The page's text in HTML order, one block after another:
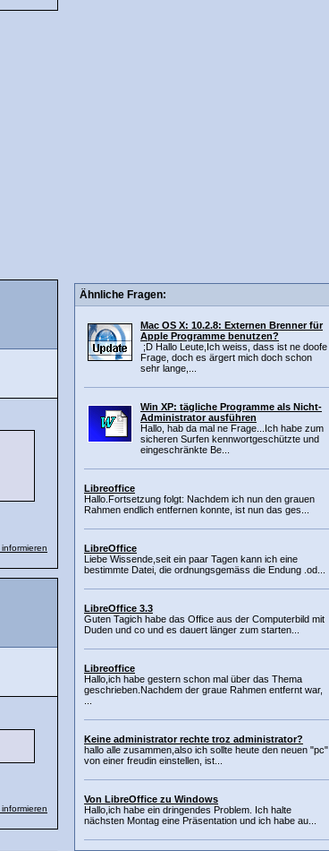
Ähnliche Fragen:
Mac OS X: 10.2.8: Externen Brenner für
Apple Programme benutzen?
;D Hallo Leute,Ich weiss, dass ist ne doofe
Frage, doch es ärgert mich doch schon
sehr lange,...
Win XP: tägliche Programme als Nicht-
Administrator ausführen
Hallo, hab da mal ne Frage...Ich habe zum
sicheren Surfen kennwortgeschützte und
eingeschränkte Be...
Libreoffice
Hallo.Fortsetzung folgt: Nachdem ich nun den grauen
Rahmen endlich entfernen konnte, ist nun das ges...
LibreOffice
Liebe Wissende,seit ein paar Tagen kann ich eine
bestimmte Datei, die ordnungsgemäss die Endung .od...
LibreOffice 3.3
Guten Tagich habe das Office aus der Computerbild mit
Duden und co und es dauert länger zum starten...
Libreoffice
Hallo,ich habe gestern schon mal über das Thema
geschrieben.Nachdem der graue Rahmen entfernt war,
...
Keine administrator rechte troz administrator?
hallo alle zusammen,also ich sollte heute den neuen "pc"
von einer freudin einstellen, ist...
Von LibreOffice zu Windows
Hallo,ich habe ein dringendes Problem. Ich halte
nächsten Montag eine Präsentation und ich habe au...